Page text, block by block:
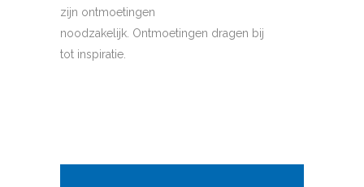
zijn ontmoetingen
noodzakelijk. Ontmoetingen dragen bij
tot inspiratie.